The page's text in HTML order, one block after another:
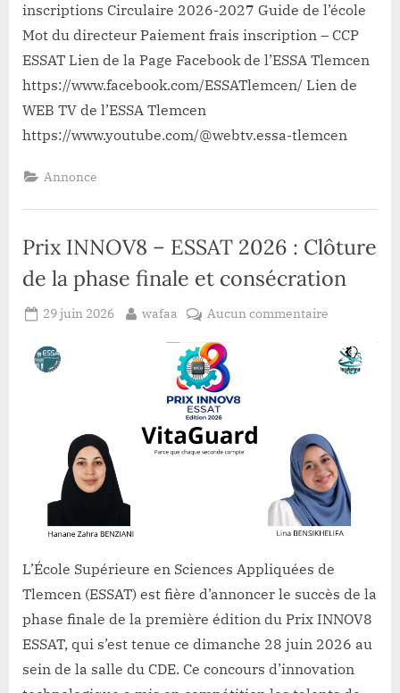
inscriptions Circulaire 2026-2027 Guide de l’école
Mot du directeur Paiement frais inscription – CCP
ESSAT Lien de la Page Facebook de l’ESSA Tlemcen
https://www.facebook.com/ESSATlemcen/ Lien de
WEB TV de l’ESSA Tlemcen
https://www.youtube.com/@webtv.essa-tlemcen
Annonce
Prix INNOV8 – ESSAT 2026 : Clôture
de la phase finale et consécration
Posted
29 juin 2026 By
wafaa Aucun commentairesur
INNOV8
:
Clôture
de
la
phase
finale
L’École Supérieure en Sciences Appliquées de
Tlemcen (ESSAT) est fière d’annoncer le succès de la
phase finale de la première édition du Prix INNOV8
ESSAT, qui s’est tenue ce dimanche 28 juin 2026 au
sein de la salle du CDE. Ce concours d’innovation